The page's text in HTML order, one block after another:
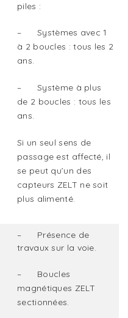
piles :
– Systèmes avec 1
à 2 boucles : tous les 2
ans.
– Système à plus
de 2 boucles : tous les
ans.
Si un seul sens de
passage est affecté, il
se peut qu’un des
capteurs ZELT ne soit
plus alimenté.
– Présence de
travaux sur la voie.
– Boucles
magnétiques ZELT
sectionnées.